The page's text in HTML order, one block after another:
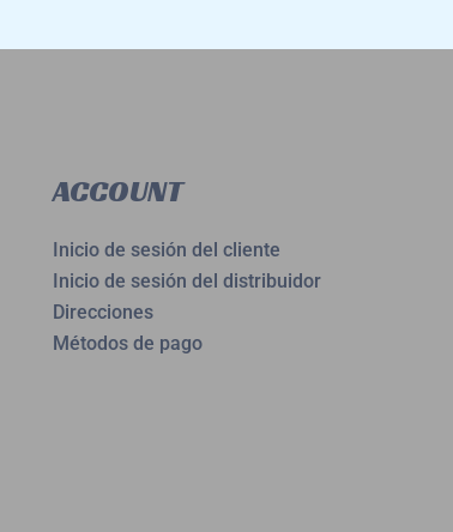
ACCOUNT
Inicio de sesión del cliente
Inicio de sesión del distribuidor
Direcciones
Métodos de pago